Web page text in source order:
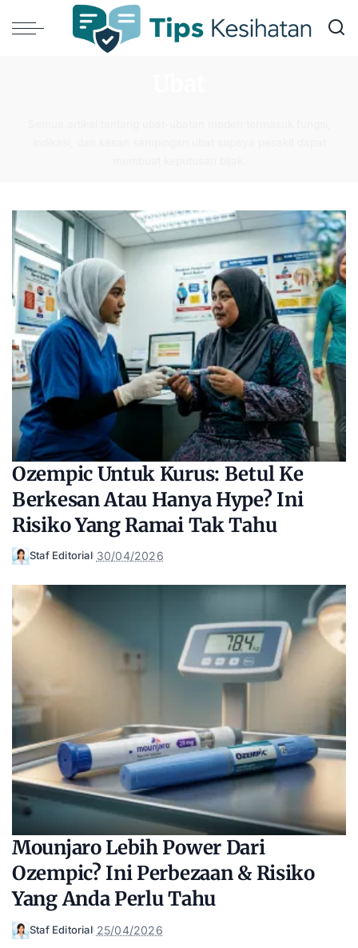
Ozempic Untuk Kurus: Betul Ke
Berkesan Atau Hanya Hype? Ini
Risiko Yang Ramai Tak Tahu
Posted
Staf Editorial 30/04/2026
Mounjaro Lebih Power Dari
Ozempic? Ini Perbezaan & Risiko
Yang Anda Perlu Tahu
Posted
Staf Editorial 25/04/2026